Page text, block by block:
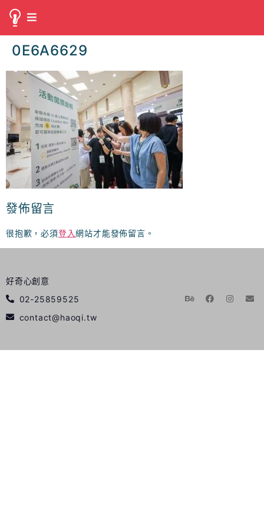
0E6A6629
發佈留言
很抱歉，必須登入網站才能發佈留言。
好奇心創意
02-25859525
contact@haoqi.tw